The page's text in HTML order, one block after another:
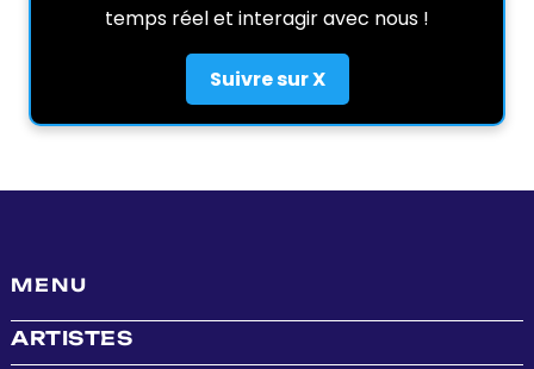
temps réel et interagir avec nous !
Suivre sur X
MENU
ARTISTES